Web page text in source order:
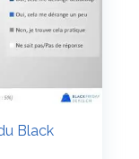
Black